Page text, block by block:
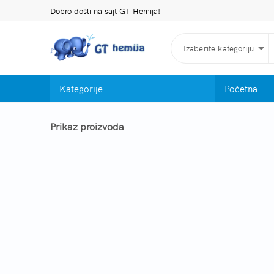
Dobro došli na sajt GT Hemija!
Izaberite kategoriju
Kategorije Početna
Prikaz proizvoda